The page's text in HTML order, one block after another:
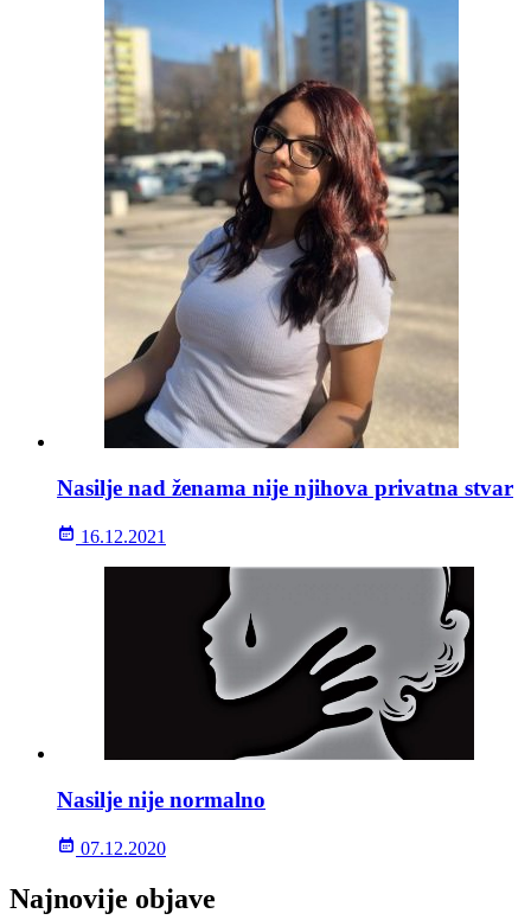
Nasilje nad ženama nije njihova privatna stvar
16.12.2021
Nasilje nije normalno
07.12.2020
Najnovije objave